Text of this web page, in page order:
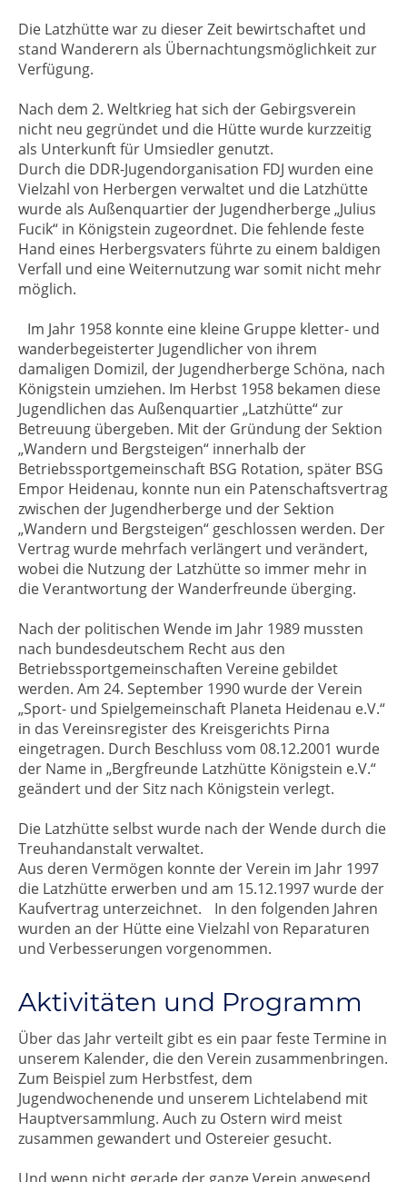
Die Latzhütte war zu dieser Zeit bewirtschaftet und
stand Wanderern als Übernachtungsmöglichkeit zur
Verfügung.
Nach dem 2. Weltkrieg hat sich der Gebirgsverein
nicht neu gegründet und die Hütte wurde kurzzeitig
als Unterkunft für Umsiedler genutzt.
Durch die DDR-Jugendorganisation FDJ wurden eine
Vielzahl von Herbergen verwaltet und die Latzhütte
wurde als Außenquartier der Jugendherberge „Julius
Fucik“ in Königstein zugeordnet. Die fehlende feste
Hand eines Herbergsvaters führte zu einem baldigen
Verfall und eine Weiternutzung war somit nicht mehr
möglich.
Im Jahr 1958 konnte eine kleine Gruppe kletter- und
wanderbegeisterter Jugendlicher von ihrem
damaligen Domizil, der Jugendherberge Schöna, nach
Königstein umziehen. Im Herbst 1958 bekamen diese
Jugendlichen das Außenquartier „Latzhütte“ zur
Betreuung übergeben. Mit der Gründung der Sektion
„Wandern und Bergsteigen“ innerhalb der
Betriebssportgemeinschaft BSG Rotation, später BSG
Empor Heidenau, konnte nun ein Patenschaftsvertrag
zwischen der Jugendherberge und der Sektion
„Wandern und Bergsteigen“ geschlossen werden. Der
Vertrag wurde mehrfach verlängert und verändert,
wobei die Nutzung der Latzhütte so immer mehr in
die Verantwortung der Wanderfreunde überging.
Nach der politischen Wende im Jahr 1989 mussten
nach bundesdeutschem Recht aus den
Betriebssportgemeinschaften Vereine gebildet
werden. Am 24. September 1990 wurde der Verein
„Sport- und Spielgemeinschaft Planeta Heidenau e.V.“
in das Vereinsregister des Kreisgerichts Pirna
eingetragen. Durch Beschluss vom 08.12.2001 wurde
der Name in „Bergfreunde Latzhütte Königstein e.V.“
geändert und der Sitz nach Königstein verlegt.
Die Latzhütte selbst wurde nach der Wende durch die
Treuhandanstalt verwaltet.
Aus deren Vermögen konnte der Verein im Jahr 1997
die Latzhütte erwerben und am 15.12.1997 wurde der
Kaufvertrag unterzeichnet. In den folgenden Jahren
wurden an der Hütte eine Vielzahl von Reparaturen
und Verbesserungen vorgenommen.
Aktivitäten und Programm
Über das Jahr verteilt gibt es ein paar feste Termine in
unserem Kalender, die den Verein zusammenbringen.
Zum Beispiel zum Herbstfest, dem
Jugendwochenende und unserem Lichtelabend mit
Hauptversammlung. Auch zu Ostern wird meist
zusammen gewandert und Ostereier gesucht.
Und wenn nicht gerade der ganze Verein anwesend